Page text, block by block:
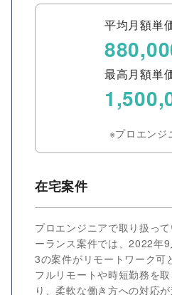
平均月額単
最高月額単
※プロエンジ
在宅案件
プロエンジニアで取り扱っ
ーランス案件では、2022年
3の案件がリモートワーク可
フルリモートや時短勤務を
り、柔軟な働き方への対応が